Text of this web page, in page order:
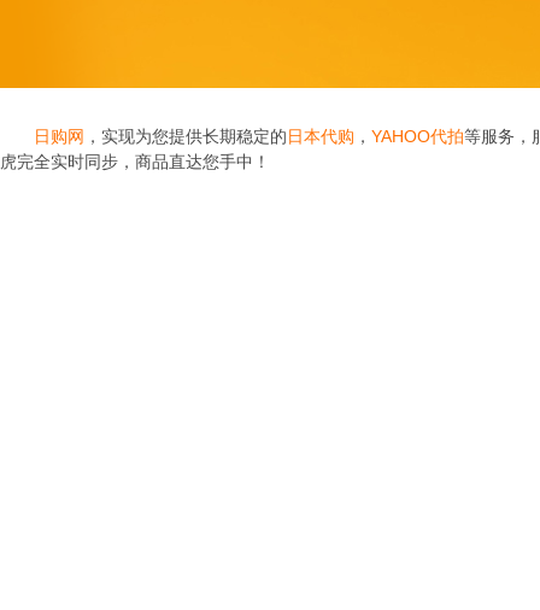
日购网 ，实现为您提供长期稳定的日本代购 ， YAHOO代拍等服务，
虎完全实时同步，商品直达您手中！